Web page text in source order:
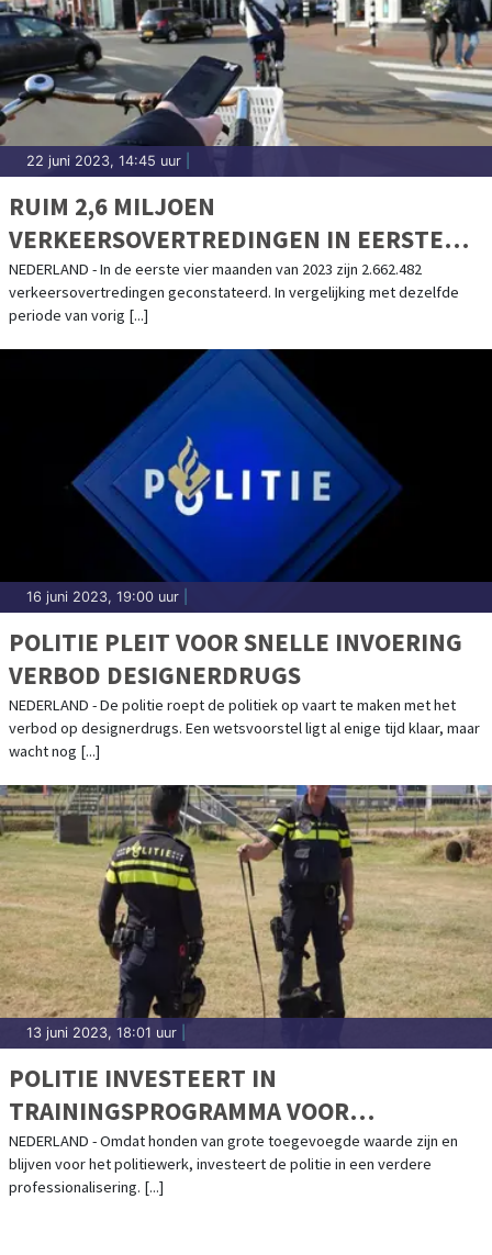
22 juni 2023, 14:45 uur
RUIM 2,6 MILJOEN
VERKEERSOVERTREDINGEN IN EERSTE
VIER MAANDEN 2023
NEDERLAND - In de eerste vier maanden van 2023 zijn 2.662.482
verkeersovertredingen geconstateerd. In vergelijking met dezelfde
periode van vorig [...]
16 juni 2023, 19:00 uur
POLITIE PLEIT VOOR SNELLE INVOERING
VERBOD DESIGNERDRUGS
NEDERLAND - De politie roept de politiek op vaart te maken met het
verbod op designerdrugs. Een wetsvoorstel ligt al enige tijd klaar, maar
wacht nog [...]
13 juni 2023, 18:01 uur
POLITIE INVESTEERT IN
TRAININGSPROGRAMMA VOOR
SURVEILLANCEHONDEN
NEDERLAND - Omdat honden van grote toegevoegde waarde zijn en
blijven voor het politiewerk, investeert de politie in een verdere
professionalisering. [...]